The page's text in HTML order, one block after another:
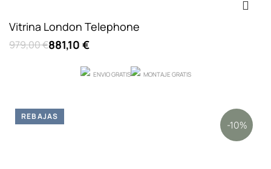
Vitrina London Telephone
979,00 €881,10 €
ENVIO GRATIS MONTAJE GRATIS
-10%
REBAJAS